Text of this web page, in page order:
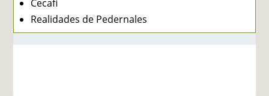
Cecafi
Realidades de Pedernales